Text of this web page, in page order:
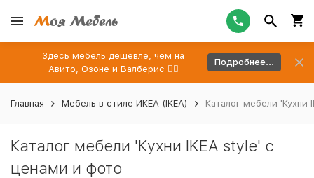
Здесь мебель дешевле, чем на
Авито, Озоне и Валберис 👉🏻
Подробнее...
Главная Мебель в стиле ИКЕА (IKEA) Каталог мебели 'Кухни
Каталог мебели 'Кухни IKEA style' с
ценами и фото